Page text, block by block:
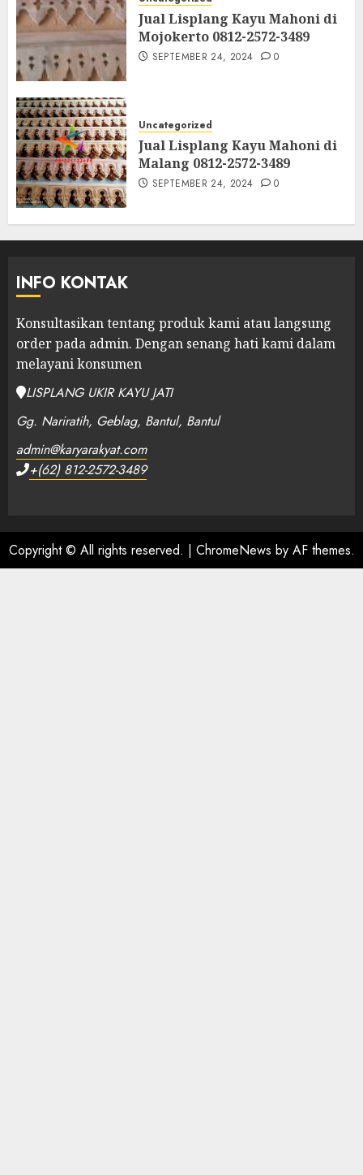
Jual Lisplang Kayu Mahoni di
Mojokerto 0812-2572-3489
SEPTEMBER 24, 2024 0
Uncategorized
Jual Lisplang Kayu Mahoni di
Malang 0812-2572-3489
SEPTEMBER 24, 2024 0
INFO KONTAK
Konsultasikan tentang produk kami atau langsung
order pada admin. Dengan senang hati kami dalam
melayani konsumen
LISPLANG UKIR KAYU JATI
Gg. Nariratih, Geblag, Bantul, Bantul
admin@karyarakyat.com
+(62) 812-2572-3489
Copyright © All rights reserved. | ChromeNews by AF themes.